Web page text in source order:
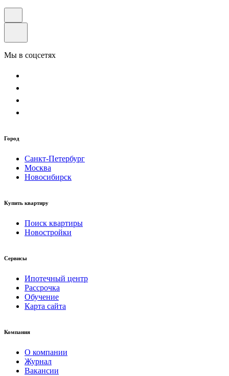
Мы в соцсетях
Город
Санкт-Петербург
Москва
Новосибирск
Купить квартиру
Поиск квартиры
Новостройки
Сервисы
Ипотечный центр
Рассрочка
Обучение
Карта сайта
Компания
О компании
Журнал
Вакансии